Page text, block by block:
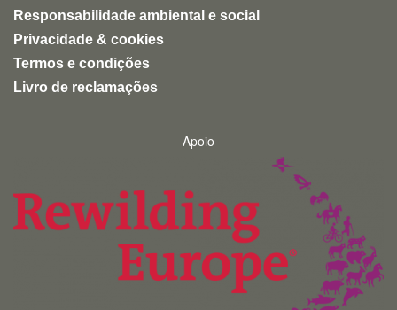
Responsabilidade ambiental e social
Privacidade & cookies
Termos e condições
Livro de reclamações
Apoio